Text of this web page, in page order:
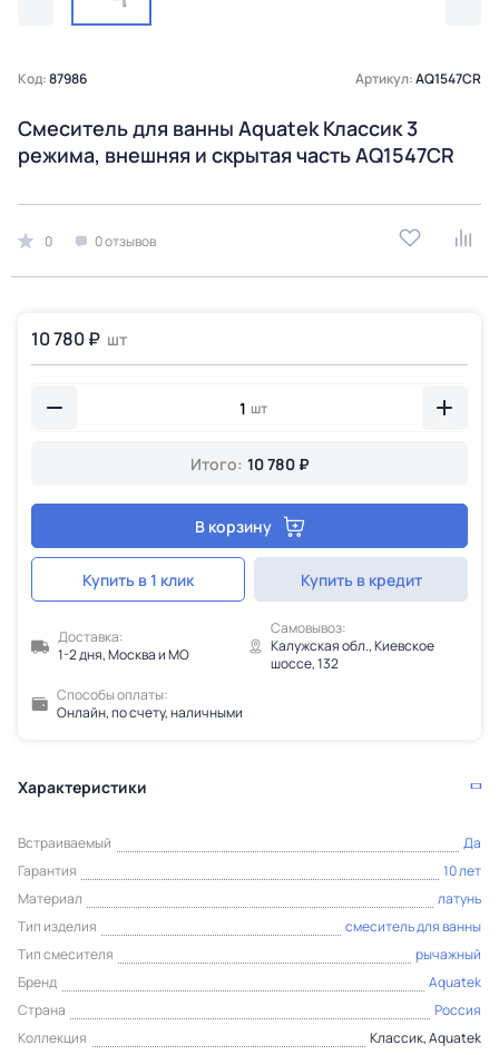
Код:87986 Артикул:AQ1547CR
Смеситель для ванны Aquatek Классик 3
режима, внешняя и скрытая часть AQ1547CR
0 0 отзывов
10 780 ₽ шт
шт
Итого: 10 780 ₽
В корзину
Купить в 1 клик Купить в кредит
Доставка:
1-2 дня, Москва и МО
Самовывоз:
Калужская обл., Киевское
шоссе, 132
Способы оплаты:
Онлайн, по счету, наличными
Характеристики
Встраиваемый
Да
Гарантия
10 лет
Материал
латунь
Тип изделия
смеситель для ванны
Тип смесителя
рычажный
Бренд
Aquatek
Страна
Россия
Коллекция
Классик, Aquatek